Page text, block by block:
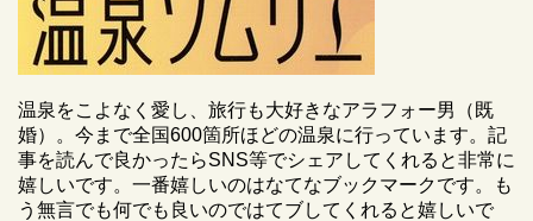
温泉をこよなく愛し、旅行も大好きなアラフォー男（既
婚）。今まで全国600箇所ほどの温泉に行っています。記
事を読んで良かったらSNS等でシェアしてくれると非常に
嬉しいです。一番嬉しいのはなてなブックマークです。も
う無言でも何でも良いのではてブしてくれると嬉しいで